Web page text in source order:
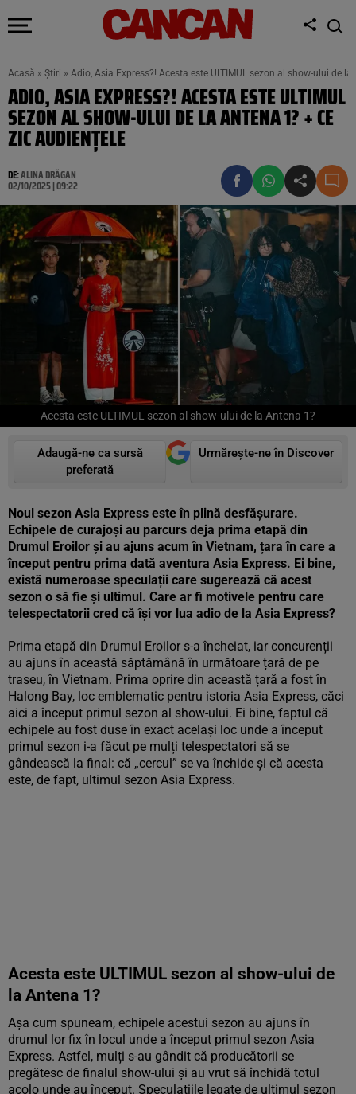
Acasă » Știri » Adio, Asia Express?! Acesta este ULTIMUL sezon al show-ului de
ADIO, ASIA EXPRESS?! ACESTA ESTE ULTIMUL
SEZON AL SHOW-ULUI DE LA ANTENA 1? + CE
ZIC AUDIENȚELE
DE:ALINA DRĂGAN
02/10/2025 | 09:22
Acesta este ULTIMUL sezon al show-ului de la Antena 1?
Adaugă-ne ca sursă
preferată
Urmărește-ne în Discover
Noul sezon Asia Express este în plină desfășurare.
Echipele de curajoși au parcurs deja prima etapă din
Drumul Eroilor și au ajuns acum în Vietnam, țara în care a
început pentru prima dată aventura Asia Express. Ei bine,
există numeroase speculații care sugerează că acest
sezon o să fie și ultimul. Care ar fi motivele pentru care
telespectatorii cred că își vor lua adio de la Asia Express?
Prima etapă din Drumul Eroilor s-a încheiat, iar concurenții
au ajuns în această săptămână în următoare țară de pe
traseu, în Vietnam. Prima oprire din această țară a fost în
Halong Bay, loc emblematic pentru istoria Asia Express, căci
aici a început primul sezon al show-ului. Ei bine, faptul că
echipele au fost duse în exact același loc unde a început
primul sezon i-a făcut pe mulți telespectatori să se
gândească la final: că „cercul” se va închide și că acesta
este, de fapt, ultimul sezon Asia Express.
Acesta este ULTIMUL sezon al show-ului de
la Antena 1?
Așa cum spuneam, echipele acestui sezon au ajuns în
drumul lor fix în locul unde a început primul sezon Asia
Express. Astfel, mulți s-au gândit că producătorii se
pregătesc de finalul show-ului și au vrut să închidă totul
acolo unde au început. Speculațiile legate de ultimul sezon